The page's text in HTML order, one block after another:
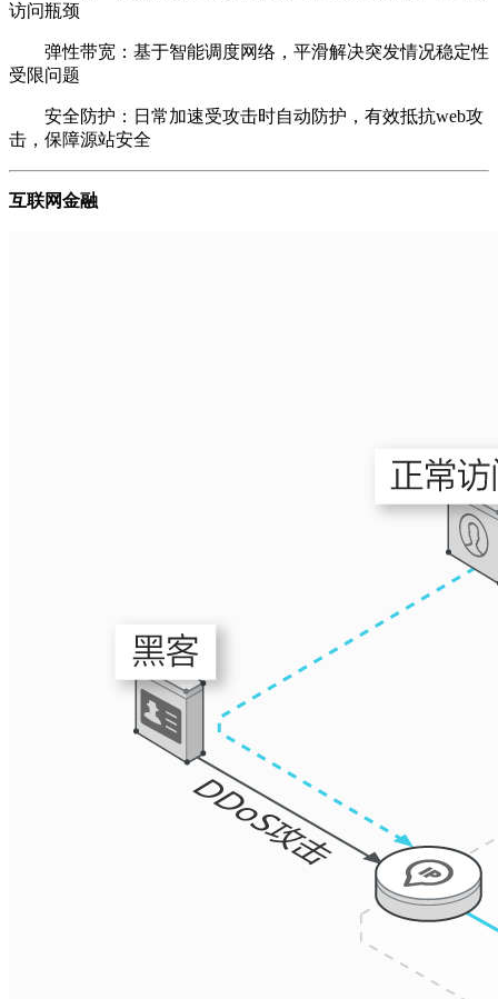
访问瓶颈
弹性带宽：基于智能调度网络，平滑解决突发情况稳定性
受限问题
安全防护：日常加速受攻击时自动防护，有效抵抗web攻
击，保障源站安全
互联网金融